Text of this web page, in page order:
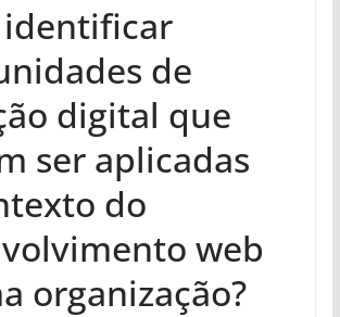
identificar
de
digital que
ser aplicadas
do
web
organização?